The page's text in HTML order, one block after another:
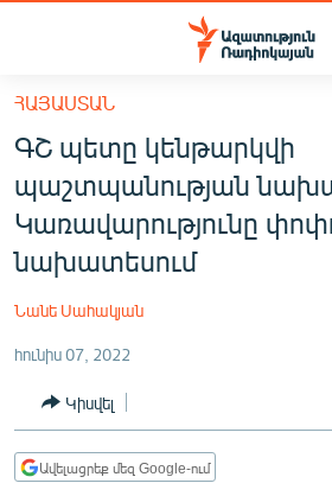
Մատչելիության
հիմնական
բովանդակությանը
հիմնական
մենյուին
Որոնում
ՀԱՅԱՍՏԱՆ
ՔԱՂԱՔԱԿԱՆ
ԸՆՏՐՈՒԹՅՈՒՆՆԵՐ 2026
ՊԱՏԵՐԱԶՄԻ 6 ՇԱԲԱԹՆԵՐԸ
ՀԱՅԱՍՏԱՆ
ԳՇ պետը կենթարկվի
պաշտպանության
Կառավարությունը
նախատեսում
Նանե Սահակյան
հունիս 07, 2022
Կիսվել
Ավելացրեք մեզ Google-ում